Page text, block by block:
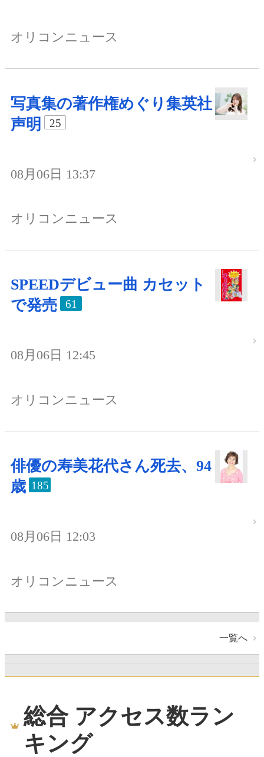
オリコンニュース
写真集の著作権めぐり集英社
声明
25
08月06日 13:37
オリコンニュース
SPEEDデビュー曲 カセット
で発売
61
08月06日 12:45
オリコンニュース
俳優の寿美花代さん死去、94
歳 185
08月06日 12:03
オリコンニュース
一覧へ
総合 アクセス数ラン
キング